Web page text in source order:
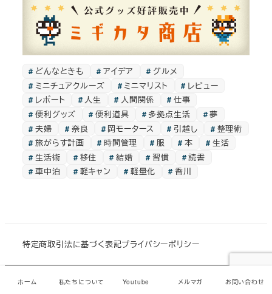
どんなときも アイデア
グルメ
ミニチュアクルーズ
ミニマリスト
レビュー
レポート
人生 人間関係
仕事
便利グッズ
便利道具 多拠点生活
夢
夫婦
奈良 岡モータース 引越し
整理術
旅がらす計画
時間管理 服 本
生活
生活術
移住 結婚 習慣
読書
車中泊
軽キャン 軽量化 香川
特定商取引法に基づく表記プライバシーポリシー
© ジャッカンミギカタアガリ
ホーム 私たちについて Youtube メルマガ お問い合わせ